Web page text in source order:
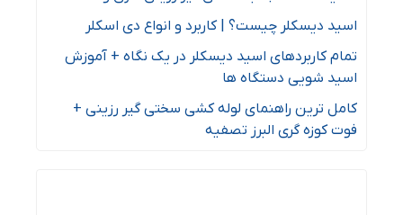
اسید دیسکلر چیست؟ | کاربرد و انواع دی اسکلر
تمام کاربردهای اسید دیسکلر در یک نگاه + آموزش
اسید شویی دستگاه ها
کامل ترین راهنمای لوله کشی سختی گیر رزینی +
فوت کوزه گری البرز تصفیه